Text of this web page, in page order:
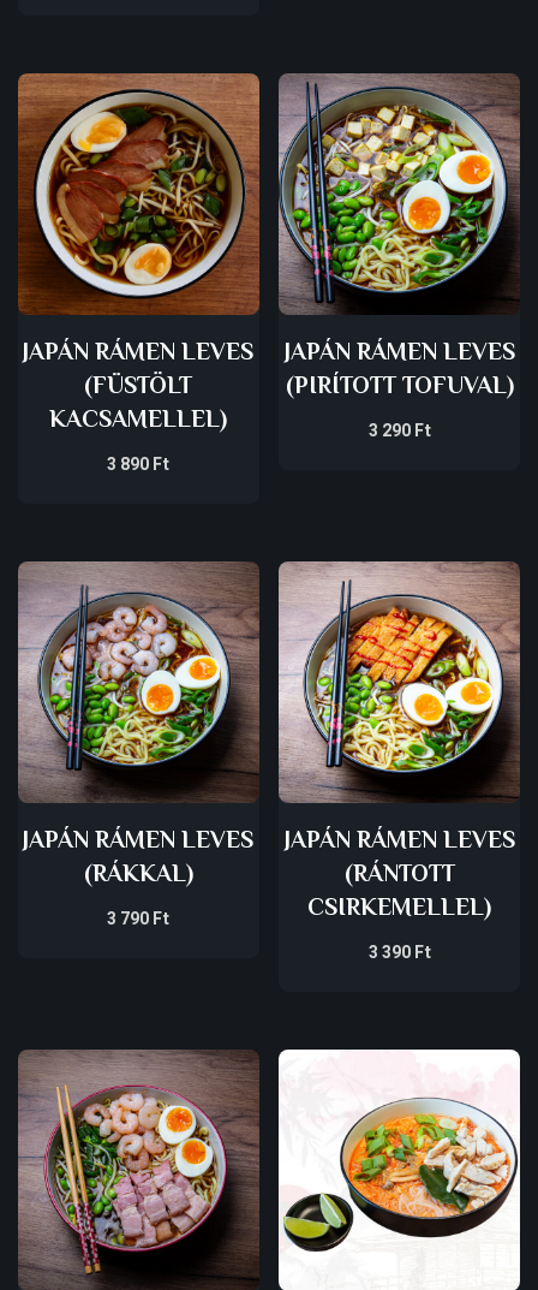
JAPÁN RÁMEN LEVES
(FÜSTÖLT
KACSAMELLEL)
3 890Ft
JAPÁN RÁMEN LEVES
(PIRÍTOTT TOFUVAL)
3 290Ft
JAPÁN RÁMEN LEVES
(RÁKKAL)
3 790Ft
JAPÁN RÁMEN LEVES
(RÁNTOTT
CSIRKEMELLEL)
3 390Ft